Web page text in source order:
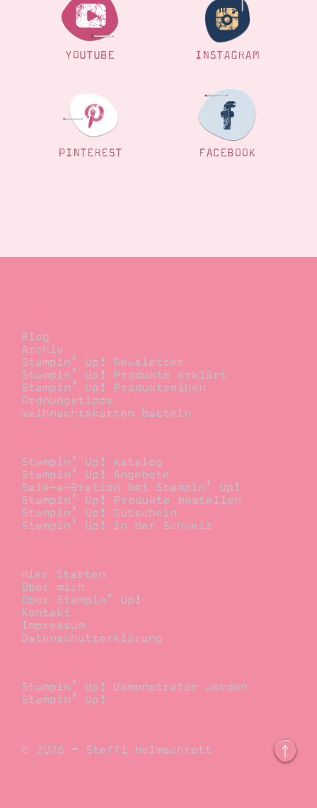
YOUTUBE INSTAGRAM
PINTEREST FACEBOOK
Blog
Archiv
Stampin’ Up! Newsletter
Stampin’ Up! Produkte erklärt
Stampin’ Up! Produktreihen
Ordnungstipps
Weihnachtskarten basteln
Stampin’ Up! Katalog
Stampin’ Up! Angebote
Sale-a-Bration bei Stampin’ Up!
Stampin’ Up! Produkte bestellen
Stampin’ Up! Gutschein
Stampin’ Up! in der Schweiz
Hier Starten
Über mich
Über Stampin’ Up!
Kontakt
Impressum
Datenschutzerklärung
Stampin’ Up! Demonstrator werden
Stampin’ Up!
© 2026 – Steffi Helmschrott